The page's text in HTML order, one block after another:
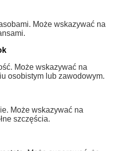
Może wskazywać na
Może wskazywać na
osobistym lub zawodowym.
Może wskazywać na
szczęścia.